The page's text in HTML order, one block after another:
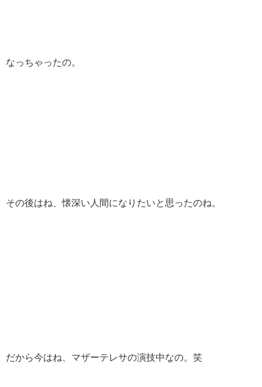
なっちゃったの。
その後はね、懐深い人間になりたいと思ったのね。
だから今はね、マザーテレサの演技中なの。笑